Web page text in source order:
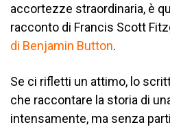
accortezze straordinaria, è
racconto di Francis Scott
di Benjamin Button.
Se ci rifletti un attimo, lo
che raccontare la storia di
intensamente, ma senza